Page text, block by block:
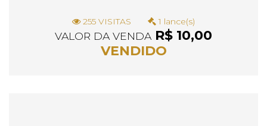
255 VISITAS 1 lance(s)
VALOR DA VENDAR$ 10,00
VENDIDO